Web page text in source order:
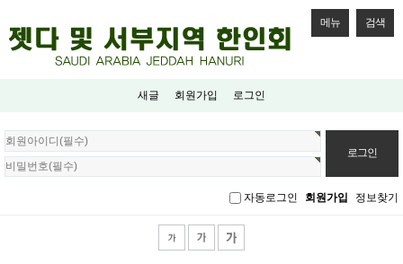
메뉴 검색
새글 회원가입 로그인
회
원
로
자동로그인 회원가입 정보찾기